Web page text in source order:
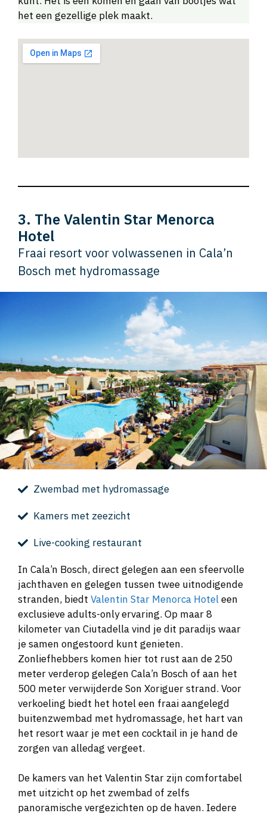
het een gezellige plek maakt.
3. The Valentin Star Menorca
Hotel
Fraai resort voor volwassenen in Cala’n
Bosch met hydromassage
Zwembad met hydromassage
Kamers met zeezicht
Live-cooking restaurant
In Cala’n Bosch, direct gelegen aan een sfeervolle
jachthaven en gelegen tussen twee uitnodigende
stranden, biedt Valentin Star Menorca Hoteleen
exclusieve adults-only ervaring. Op maar 8
kilometer van Ciutadella vind je dit paradijs waar
je samen ongestoord kunt genieten.
Zonliefhebbers komen hier tot rust aan de 250
meter verderop gelegen Cala’n Bosch of aan het
500 meter verwijderde Son Xoriguer strand. Voor
verkoeling biedt het hotel een fraai aangelegd
buitenzwembad met hydromassage, het hart van
het resort waar je met een cocktail in je hand de
zorgen van alledag vergeet.
De kamers van het Valentin Star zijn comfortabel
met uitzicht op het zwembad of zelfs
panoramische vergezichten op de haven. Iedere